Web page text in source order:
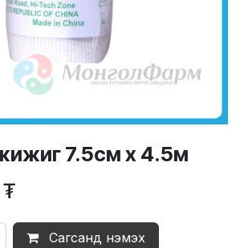
7.5см х 4.5м
₮
Сагсанд нэмэх